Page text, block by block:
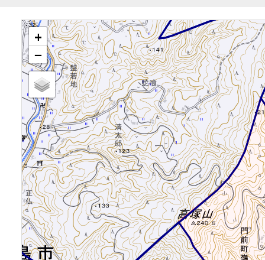
+
−